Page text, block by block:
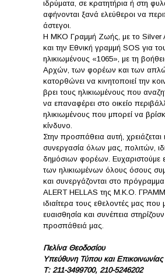
ιδρύματα, σε κρατητήρια ή στη
αφήνονται ξανά ελεύθεροι να
άστεγοι.
Η ΜΚΟ Γραμμή Ζωής, με το Silver
και την Εθνική γραμμή SOS για
ηλικιωμένους «1065», με τη
Αρχών, των φορέων και των
κατορθώνει να κινητοποιεί την
βρει τους ηλικιωμένους που
να επαναφέρει στο οικείο
ηλικιωμένους που μπορεί να
κίνδυνο.
Στην προσπάθεια αυτή, χρειάζεται
συνεργασία όλων μας, πολιτών,
δημόσιων φορέων. Ευχαριστούμε
των ηλικιωμένων όλους όσους
και συνεργάζονται στο
ALERT HELLAS της Μ.Κ.Ο.
ιδιαίτερα τους εθελοντές μας που
ευαισθησία και συνέπεια
προσπάθειά μας.
Πελίνα Θεοδοσίου
Υπεύθυνη Τύπου και Επικοινωνίας
Τ: 211-3499700, 210-5246202